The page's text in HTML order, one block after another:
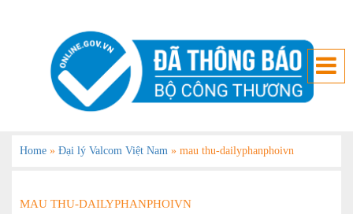
Home » Đại lý Valcom Việt Nam » mau thu-dailyphanphoivn
MAU THU-DAILYPHANPHOIVN